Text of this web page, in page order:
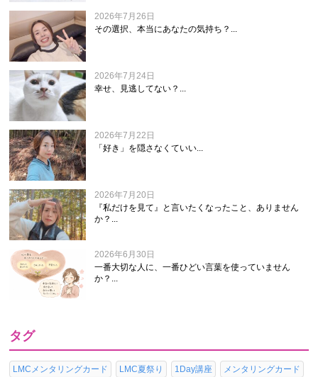
2026年7月26日
その選択、本当にあなたの気持ち？...
2026年7月24日
幸せ、見逃してない？...
2026年7月22日
「好き」を隠さなくていい...
2026年7月20日
『私だけを見て』と言いたくなったこと、ありません
か？...
2026年6月30日
一番大切な人に、一番ひどい言葉を使っていません
か？...
タグ
LMCメンタリングカード LMC夏祭り 1Day講座
メンタリングカード